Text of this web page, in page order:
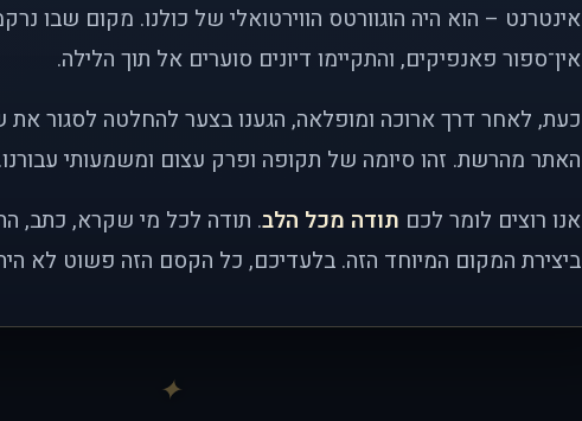
אינטרנט – הוא היה הוגוורטס הווירטואלי של כולנו. מקום שבו
אין־ספור פאנפיקים, והתקיימו דיונים סוערים אל תוך הלילה.
כעת, לאחר דרך ארוכה ומופלאה, הגענו בצער להחלטה לסגור את
האתר מהרשת. זהו סיומה של תקופה ופרק עצום ומשמעותי עבורנו.
אנו רוצים לומר לכם תודה מכל הלב. תודה לכל מי שקרא, כתב,
ביצירת המקום המיוחד הזה. בלעדיכם, כל הקסם הזה פשוט לא